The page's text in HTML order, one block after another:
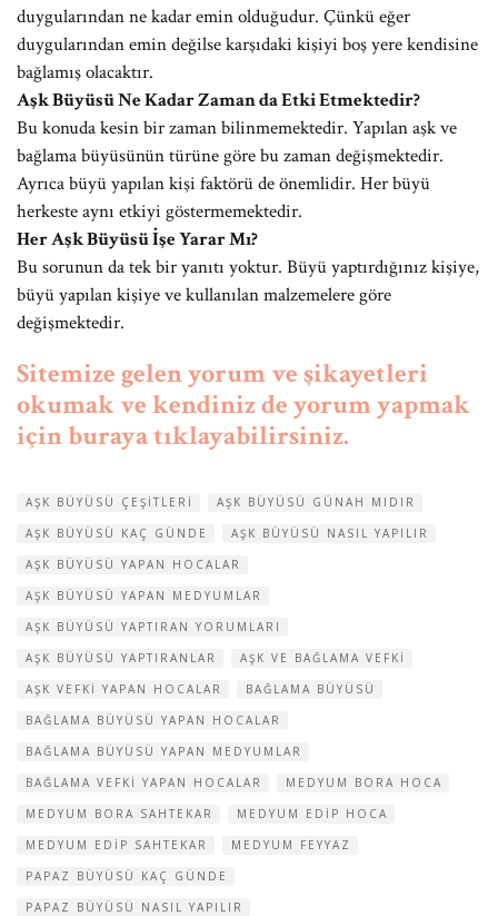
duygularından ne kadar emin olduğudur. Çünkü eğer
duygularından emin değilse karşıdaki kişiyi boş yere kendisine
bağlamış olacaktır.
Aşk Büyüsü Ne Kadar Zaman da Etki Etmektedir?
Bu konuda kesin bir zaman bilinmemektedir. Yapılan aşk ve
bağlama büyüsünün türüne göre bu zaman değişmektedir.
Ayrıca büyü yapılan kişi faktörü de önemlidir. Her büyü
herkeste aynı etkiyi göstermemektedir.
Her Aşk Büyüsü İşe Yarar Mı?
Bu sorunun da tek bir yanıtı yoktur. Büyü yaptırdığınız kişiye,
büyü yapılan kişiye ve kullanılan malzemelere göre
değişmektedir.
Sitemize gelen yorum ve şikayetleri
okumak ve kendiniz de yorum yapmak
için buraya tıklayabilirsiniz.
AŞK BÜYÜSÜ ÇEŞITLERI
AŞK BÜYÜSÜ GÜNAH MIDIR
AŞK BÜYÜSÜ KAÇ GÜNDE
AŞK BÜYÜSÜ NASIL YAPILIR
AŞK BÜYÜSÜ YAPAN HOCALAR
AŞK BÜYÜSÜ YAPAN MEDYUMLAR
AŞK BÜYÜSÜ YAPTIRAN YORUMLARI
AŞK BÜYÜSÜ YAPTIRANLAR
AŞK VE BAĞLAMA VEFKI
AŞK VEFKI YAPAN HOCALAR
BAĞLAMA BÜYÜSÜ
BAĞLAMA BÜYÜSÜ YAPAN HOCALAR
BAĞLAMA BÜYÜSÜ YAPAN MEDYUMLAR
BAĞLAMA VEFKI YAPAN HOCALAR
MEDYUM BORA HOCA
MEDYUM BORA SAHTEKAR
MEDYUM EDIP HOCA
MEDYUM EDIP SAHTEKAR
MEDYUM FEYYAZ
PAPAZ BÜYÜSÜ KAÇ GÜNDE
PAPAZ BÜYÜSÜ NASIL YAPILIR